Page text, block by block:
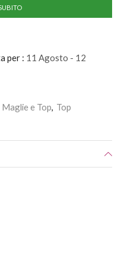
per : 11 Agosto - 12
Maglie e Top, Top